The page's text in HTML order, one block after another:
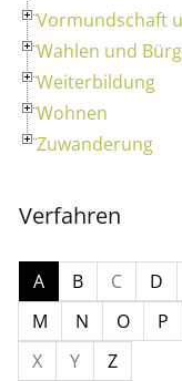
Vormundschaft
Wahlen und
Weiterbildung
Wohnen
Zuwanderung
Verfahren
A B C D
M
N O P
X
Y Z